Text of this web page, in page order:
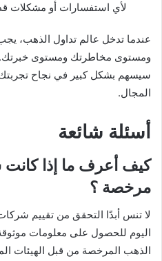
لأي استفسارات أو مشكلات
عندما تدخل عالم تداول الذهب، يجب
ومستوى مخاطرتك ومستوى خبرتك.
سيسهم بشكل كبير في نجاح تجربتك
المجال.
أسئلة شائعة
كيف أعرف ما إذا
مرخصة ؟
لا تنس أبدًا التحقق من تقييم
اليوم للحصول على معلومات
الذهب المرخصة من قبل الهيئات